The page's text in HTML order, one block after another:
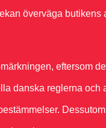
överväga butikens
eftersom
danska reglerna och